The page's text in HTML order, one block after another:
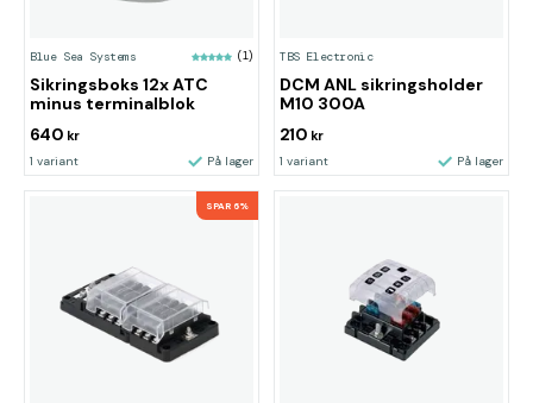
Blue Sea Systems (1)
Sikringsboks 12x ATC
minus terminalblok
640 kr
1 variant På lager
TBS Electronic
DCM ANL sikringsholder
M10 300A
210 kr
1 variant På lager
SPAR 6%